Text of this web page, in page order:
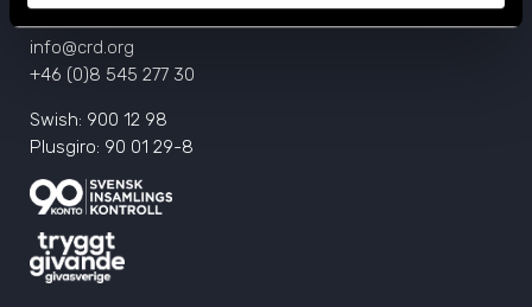
info@crd.org
+46 (0)8 545 277 30
Swish: 900 12 98
Plusgiro: 90 01 29-8